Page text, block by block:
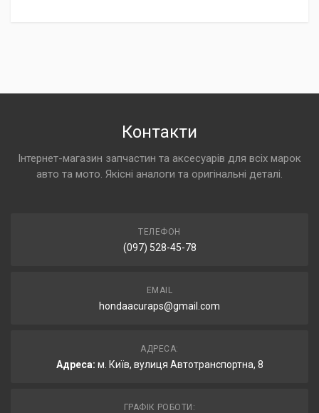
Контакти
Інтернет-магазин запчастин та аксесуарів для всіх марок
авто та мото. Якісні аналоги та оригінальні деталі.
ТЕЛЕФОН
(097) 528-45-78
EMAIL
hondaacuraps@gmail.com
АДРЕСА:
Адреса: м. Київ, вулиця Автотранспортна, 8
ГРАФІК РОБОТИ: